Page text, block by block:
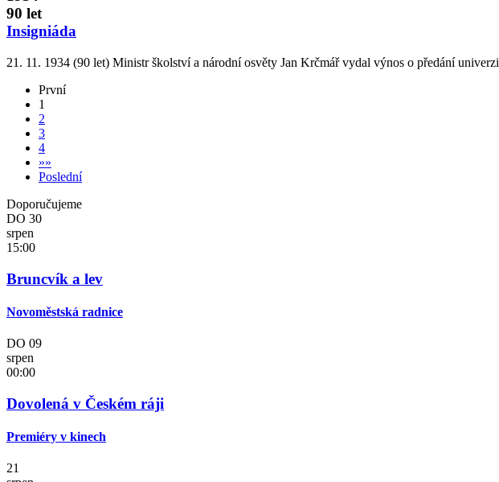
90 let
Insigniáda
21. 11. 1934 (90 let) Ministr školství a národní osvěty Jan Krčmář vydal výnos o předání
První
1
2
3
4
»»
Poslední
Doporučujeme
DO 30
srpen
15:00
Bruncvík a lev
Novoměstská radnice
DO 09
srpen
00:00
Dovolená v Českém ráji
Premiéry v kinech
21